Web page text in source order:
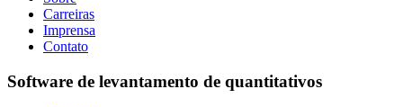
Carreiras
Imprensa
Contato
Software de levantamento de quantitativos